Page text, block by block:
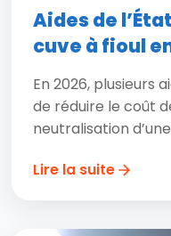
Aides de
cuve à fioul
En 2026, plusieurs
de réduire le coût
neutralisation
Lire la suite